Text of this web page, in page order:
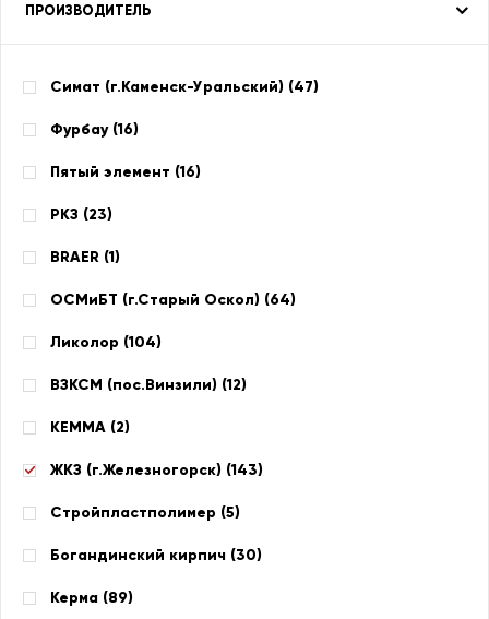
ПРОИЗВОДИТЕЛЬ
Симат (г.Каменск-Уральский) (47)
Фурбау (16)
Пятый элемент (16)
РКЗ (23)
BRAER (1)
ОСМиБТ (г.Старый Оскол) (64)
Ликолор (104)
ВЗКСМ (пос.Винзили) (12)
КЕММА (2)
ЖКЗ (г.Железногорск) (143)
Стройпластполимер (5)
Богандинский кирпич (30)
Керма (89)